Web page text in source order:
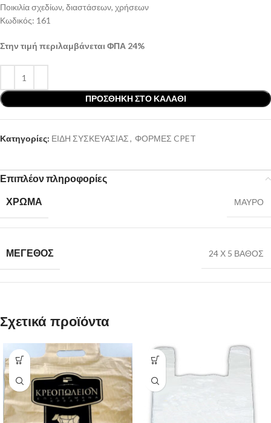
Ποικιλία σχεδίων, διαστάσεων, χρήσεων
Κωδικός: 161
Στην τιμή περιλαμβάνεται ΦΠΑ 24%
ΠΡΟΣΘΉΚΗ ΣΤΟ ΚΑΛΆΘΙ
Κατηγορίες: ΕΙΔΗ ΣΥΣΚΕΥΑΣΙΑΣ, ΦΟΡΜΕΣ CPET
Επιπλέον πληροφορίες
ΧΡΩΜΑ
ΜΑΥΡΟ
ΜΕΓΕΘΟΣ 24 Χ 5 ΒΑΘΟΣ
Σχετικά προϊόντα